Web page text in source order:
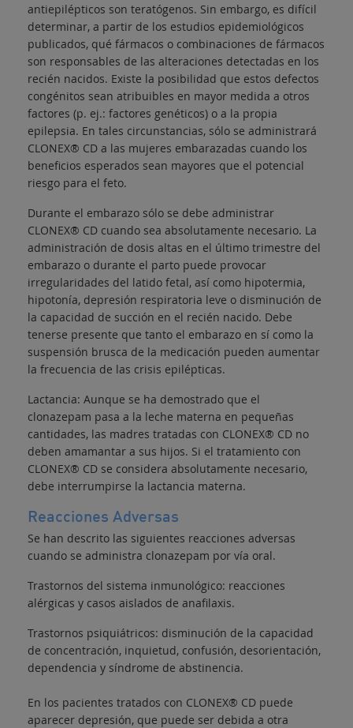
antiepilépticos son teratógenos. Sin embargo, es difícil
determinar, a partir de los estudios epidemiológicos
publicados, qué fármacos o combinaciones de fármacos
son responsables de las alteraciones detectadas en los
recién nacidos. Existe la posibilidad que estos defectos
congénitos sean atribuibles en mayor medida a otros
factores (p. ej.: factores genéticos) o a la propia
epilepsia. En tales circunstancias, sólo se administrará
CLONEX® CD a las mujeres embarazadas cuando los
beneficios esperados sean mayores que el potencial
riesgo para el feto.
Durante el embarazo sólo se debe administrar
CLONEX® CD cuando sea absolutamente necesario. La
administración de dosis altas en el último trimestre del
embarazo o durante el parto puede provocar
irregularidades del latido fetal, así como hipotermia,
hipotonía, depresión respiratoria leve o disminución de
la capacidad de succión en el recién nacido. Debe
tenerse presente que tanto el embarazo en sí como la
suspensión brusca de la medicación pueden aumentar
la frecuencia de las crisis epilépticas.
Lactancia: Aunque se ha demostrado que el
clonazepam pasa a la leche materna en pequeñas
cantidades, las madres tratadas con CLONEX® CD no
deben amamantar a sus hijos. Si el tratamiento con
CLONEX® CD se considera absolutamente necesario,
debe interrumpirse la lactancia materna.
Reacciones Adversas
Se han descrito las siguientes reacciones adversas
cuando se administra clonazepam por vía oral.
Trastornos del sistema inmunológico: reacciones
alérgicas y casos aislados de anafilaxis.
Trastornos psiquiátricos: disminución de la capacidad
de concentración, inquietud, confusión, desorientación,
dependencia y síndrome de abstinencia.
En los pacientes tratados con CLONEX® CD puede
aparecer depresión, que puede ser debida a otra